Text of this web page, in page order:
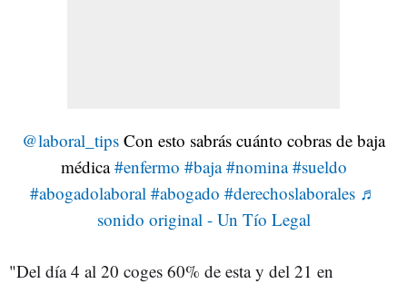
@laboral_tips Con esto sabrás cuánto cobras de baja
médica#enfermo #baja #nomina #sueldo
#abogadolaboral #abogado #derechoslaborales ♬
sonido original - Un Tío Legal
"Del día 4 al 20 coges 60% de esta y del 21 en